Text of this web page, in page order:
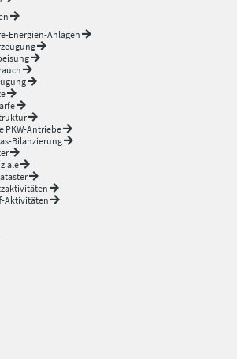
Energien-Anlagen
PKW-Antriebe
Bilanzierung
Aktivitäten